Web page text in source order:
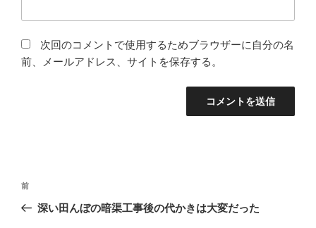
次回のコメントで使用するためブラウザーに自分の名
前、メールアドレス、サイトを保存する。
投
ナ
前
の
前
深い田んぼの暗渠工事後の代かきは大変だった